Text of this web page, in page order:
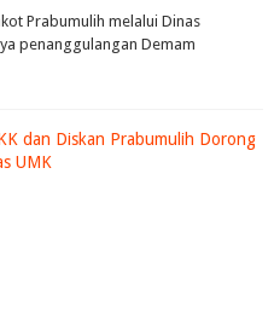
Prabumulih melalui Dinas
penanggulangan Demam